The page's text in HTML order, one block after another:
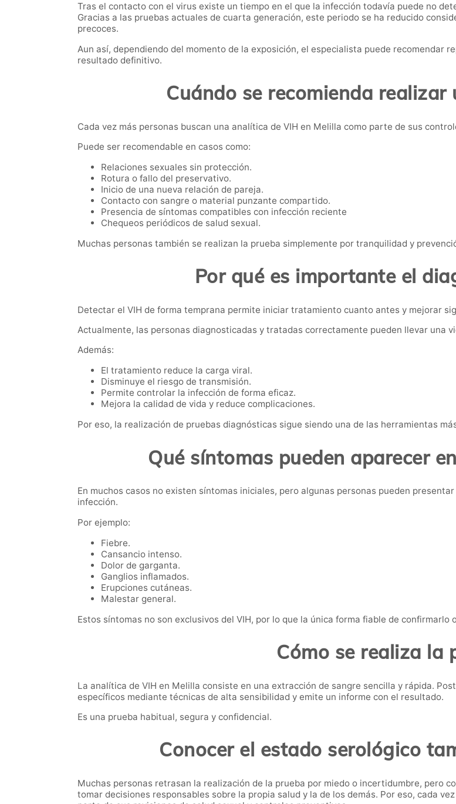
Tras el contacto con el virus existe un tiempo en el que la infección todavía puede no
Gracias a las pruebas actuales de cuarta generación, este periodo se ha reducido
precoces.
Aun así, dependiendo del momento de la exposición, el especialista puede recomendar
resultado definitivo.
Cuándo se recomienda realizar
Cada vez más personas buscan una analítica de VIH en Melilla como parte de sus
Puede ser recomendable en casos como:
Relaciones sexuales sin protección.
Rotura o fallo del preservativo.
Inicio de una nueva relación de pareja.
Contacto con sangre o material punzante compartido.
Presencia de síntomas compatibles con infección reciente
Chequeos periódicos de salud sexual.
Muchas personas también se realizan la prueba simplemente por tranquilidad y
Por qué es importante el
Detectar el VIH de forma temprana permite iniciar tratamiento cuanto antes y mejorar
Actualmente, las personas diagnosticadas y tratadas correctamente pueden llevar una
Además:
El tratamiento reduce la carga viral.
Disminuye el riesgo de transmisión.
Permite controlar la infección de forma eficaz.
Mejora la calidad de vida y reduce complicaciones.
Por eso, la realización de pruebas diagnósticas sigue siendo una de las herramientas
Qué síntomas pueden aparecer
En muchos casos no existen síntomas iniciales, pero algunas personas pueden
infección.
Por ejemplo:
Fiebre.
Cansancio intenso.
Dolor de garganta.
Ganglios inflamados.
Erupciones cutáneas.
Malestar general.
Estos síntomas no son exclusivos del VIH, por lo que la única forma fiable de
Cómo se realiza la
La analítica de VIH en Melilla consiste en una extracción de sangre sencilla y rápida.
específicos mediante técnicas de alta sensibilidad y emite un informe con el resultado.
Es una prueba habitual, segura y confidencial.
Conocer el estado serológico
Muchas personas retrasan la realización de la prueba por miedo o incertidumbre, pero
tomar decisiones responsables sobre la propia salud y la de los demás. Por eso, cada